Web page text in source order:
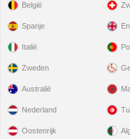
België
Spanje
Italië
Zweden
Australië
Nederland
Oostenrijk